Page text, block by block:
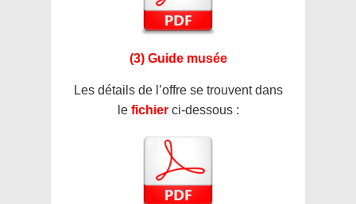
(3) Guide musée
Les détails de l’offre se trouvent dans
le fichier ci-dessous :